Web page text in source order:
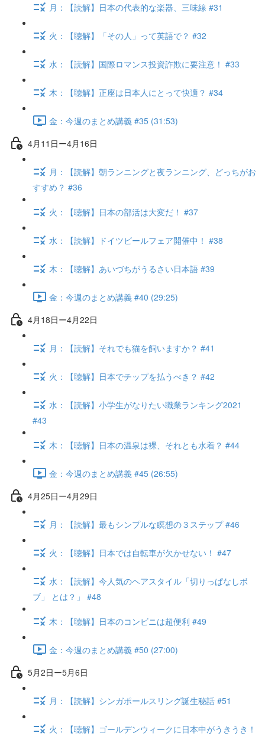
月：【読解】日本の代表的な楽器、三味線 #31
火：【聴解】「その人」って英語で？ #32
水：【読解】国際ロマンス投資詐欺に要注意！ #33
木：【聴解】正座は日本人にとって快適？ #34
金：今週のまとめ講義 #35 (31:53)
4月11日ー4月16日
月：【読解】朝ランニングと夜ランニング、どっちがお
すすめ？ #36
火：【聴解】日本の部活は大変だ！ #37
水：【読解】ドイツビールフェア開催中！ #38
木：【聴解】あいづちがうるさい日本語 #39
金：今週のまとめ講義 #40 (29:25)
4月18日ー4月22日
月：【読解】それでも猫を飼いますか？ #41
火：【聴解】日本でチップを払うべき？ #42
水：【読解】小学生がなりたい職業ランキング2021
#43
木：【聴解】日本の温泉は裸、それとも水着？ #44
金：今週のまとめ講義 #45 (26:55)
4月25日ー4月29日
月：【読解】最もシンプルな瞑想の３ステップ #46
火：【聴解】日本では自転車が欠かせない！ #47
水：【読解】今人気のヘアスタイル「切りっぱなしボ
ブ」 とは？」 #48
木：【聴解】日本のコンビニは超便利 #49
金：今週のまとめ講義 #50 (27:00)
5月2日ー5月6日
月：【読解】シンガポールスリング誕生秘話 #51
火：【聴解】ゴールデンウィークに日本中がうきうき！